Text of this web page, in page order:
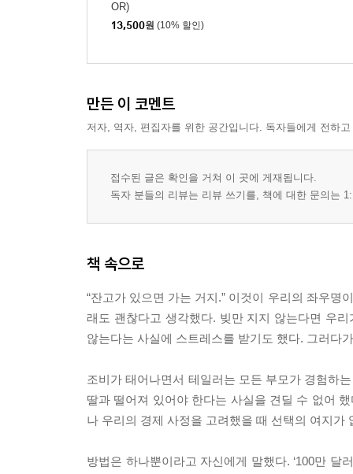
OR)
13,500원 (10% 할인)
만든 이 코멘트
저자, 역자, 편집자를 위한 공간입니다. 독자들에게 전하
접수된 글은 확인을 거쳐 이 곳에 게재됩니다.
독자 분들의 리뷰는 리뷰 쓰기를, 책에 대한 문의는
책 속으로
“잔고가 있으면 가는 거지.” 이것이 우리의 좌우
래도 괜찮다고 생각했다. 빚만 지지 않는다면 우
않는다는 사실에 스트레스를 받기도 했다. 그러다
조비가 태어나면서 테일러는 모든 부모가 경험하
딸과 떨어져 있어야 한다는 사실을 견딜 수 없어
나 우리의 경제 사정을 고려했을 때 선택의 여지가
방법은 하나뿐이라고 자신에게 말했다. ‘100만 달